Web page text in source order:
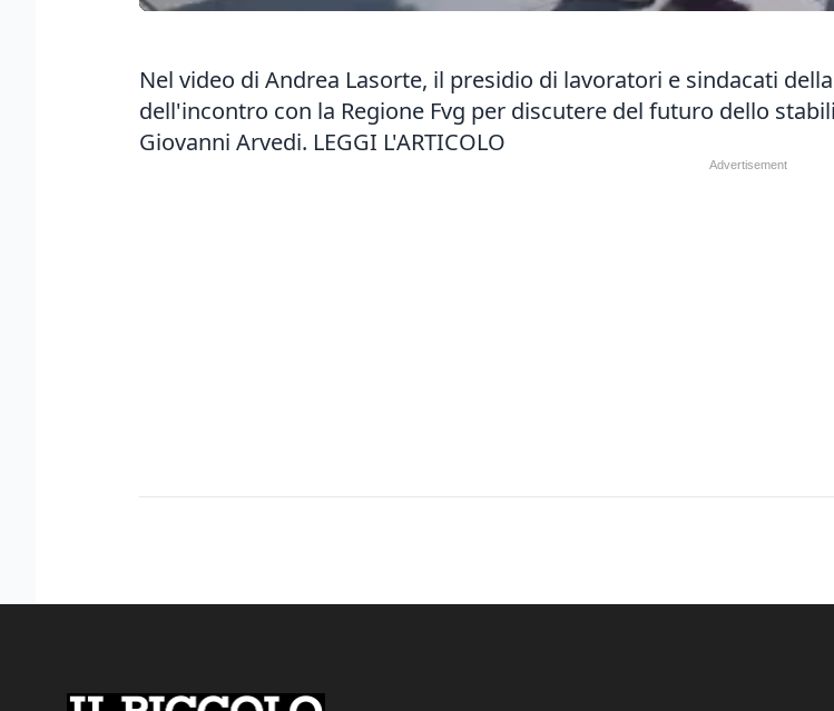
Nel video di Andrea Lasorte, il presidio di lavoratori e sindacati
dell'incontro con la Regione Fvg per discutere del futuro dello
Giovanni Arvedi. LEGGI L'ARTICOLO